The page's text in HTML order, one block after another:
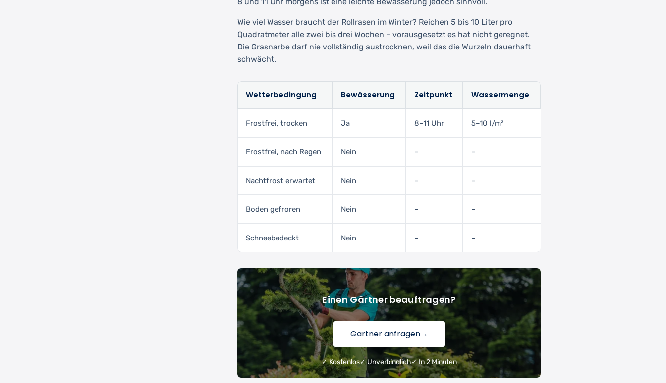
Wie viel Wasser braucht der Rollrasen im Winter? Reichen 5 bis 10 Liter pro
Quadratmeter alle zwei bis drei Wochen – vorausgesetzt es hat nicht geregnet.
Die Grasnarbe darf nie vollständig austrocknen, weil das die Wurzeln dauerhaft
schwächt.
Wetterbedingung Bewässerung Zeitpunkt Wassermenge
Frostfrei, trocken Ja 8–11 Uhr 5–10 l/m²
Frostfrei, nach Regen Nein – –
Nachtfrost erwartet Nein – –
Boden gefroren Nein – –
Schneebedeckt Nein – –
Einen Gärtner beauftragen?
Gärtner anfragen→
✓ Kostenlos✓ Unverbindlich✓ In 2 Minuten